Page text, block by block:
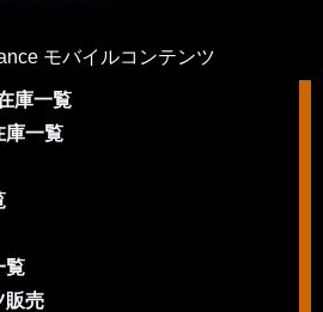
モバイルコンテンツ
庫一覧
庫一覧
覧
販売